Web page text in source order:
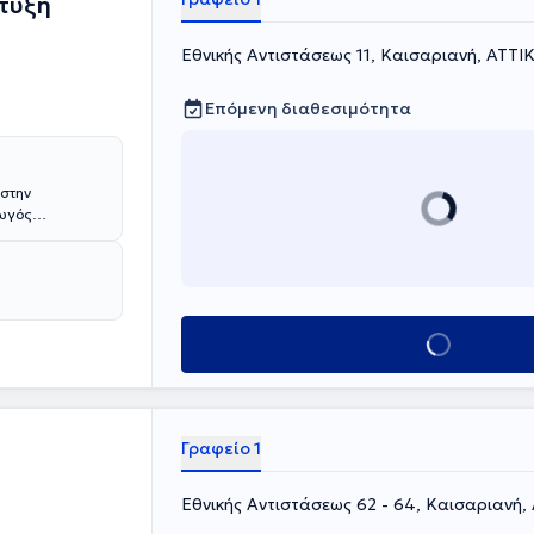
φάσμα για
Πιο
και
Εθνικής Αντιστάσεως 11, Καισαριανή,
Επόμενη διαθεσιμότητα
Κλείσε ραντεβού
Γραφείο 1
Εθνικής Αντιστάσεως 62 - 64,